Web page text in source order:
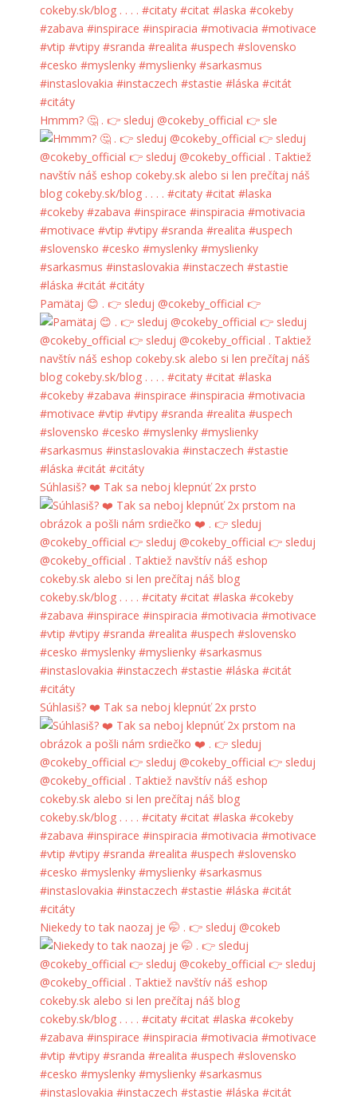
Hmmm? 🤔 . 👉 sleduj @cokeby_official 👉 sle
Pamätaj 😊 . 👉 sleduj @cokeby_official 👉
Súhlasiš? ❤️ Tak sa neboj klepnúť 2x prsto
Súhlasiš? ❤️ Tak sa neboj klepnúť 2x prsto
Niekedy to tak naozaj je 🤭 . 👉 sleduj @cokeb